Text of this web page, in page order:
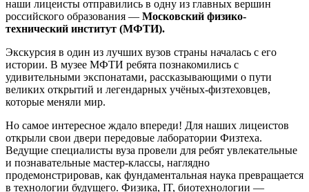
наши лицеисты отправились в одну из главных вершин
российского образования — Московский физико-
технический институт (МФТИ).
Экскурсия в один из лучших вузов страны началась с его
истории. В музее МФТИ ребята познакомились с
удивительными экспонатами, рассказывающими о пути
великих открытий и легендарных учёных-физтеховцев,
которые меняли мир.
Но самое интересное ждало впереди! Для наших лицеистов
открыли свои двери передовые лаборатории Физтеха.
Ведущие специалисты вуза провели для ребят увлекательные
и познавательные мастер-классы, наглядно
продемонстрировав, как фундаментальная наука превращается
в технологии будущего. Физика, IT, биотехнологии —